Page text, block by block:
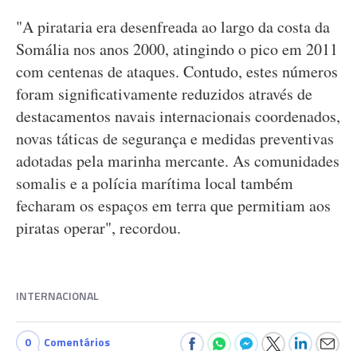
"A pirataria era desenfreada ao largo da costa da
Somália nos anos 2000, atingindo o pico em 2011
com centenas de ataques. Contudo, estes números
foram significativamente reduzidos através de
destacamentos navais internacionais coordenados,
novas táticas de segurança e medidas preventivas
adotadas pela marinha mercante. As comunidades
somalis e a polícia marítima local também
fecharam os espaços em terra que permitiam aos
piratas operar", recordou.
INTERNACIONAL
0 Comentários